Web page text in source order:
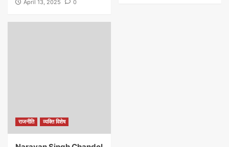
April 13, 2025
0
राजनीति व्यक्ति विशेष